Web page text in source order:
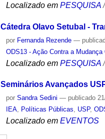
Localizado em PESQUISA
Cátedra Olavo Setubal -
por Fernanda Rezende —
ODS13 - Ação Contra a Mudança
Localizado em PESQUISA
Seminários Avançados
porSandra Sedini — publicado
IEA, Políticas Públicas, USP,
Localizado em EVENTOS